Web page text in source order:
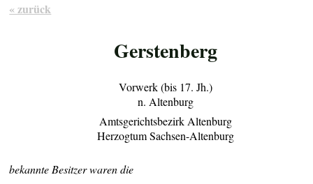
« zurück
Gerstenberg
Vorwerk (bis 17. Jh.)
n. Altenburg
Amtsgerichtsbezirk Altenburg
Herzogtum Sachsen-Altenburg
bekannte Besitzer waren die